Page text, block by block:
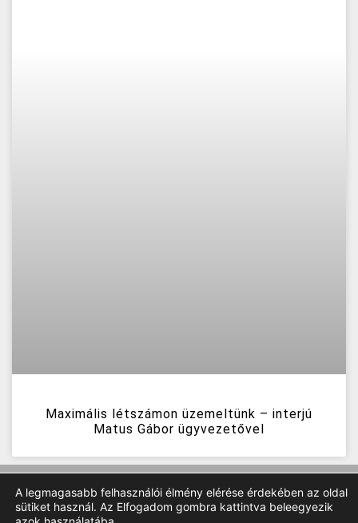
Maximális létszámon üzemeltünk – interjú
Matus Gábor ügyvezetővel
A legmagasabb felhasználói élmény elérése érdekében az oldal
sütiket használ. Az Elfogadom gombra kattintva beleegyezik